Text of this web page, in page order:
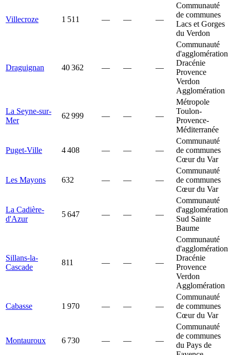
Villecroze 1 511 — — —
Communauté
de communes
Lacs et Gorges
du Verdon
Draguignan 40 362 — — —
Communauté
d'agglomération
Dracénie
Provence
Verdon
Agglomération
La Seyne-sur-
Mer
62 999 — — —
Métropole
Toulon-
Provence-
Méditerranée
Puget-Ville 4 408 — — —
Communauté
de communes
Cœur du Var
Les Mayons 632 — — —
Communauté
de communes
Cœur du Var
La Cadière-
d'Azur
5 647 — — —
Communauté
d'agglomération
Sud Sainte
Baume
Sillans-la-
Cascade
811 — — —
Communauté
d'agglomération
Dracénie
Provence
Verdon
Agglomération
Cabasse 1 970 — — —
Communauté
de communes
Cœur du Var
Montauroux 6 730 — — —
Communauté
de communes
du Pays de